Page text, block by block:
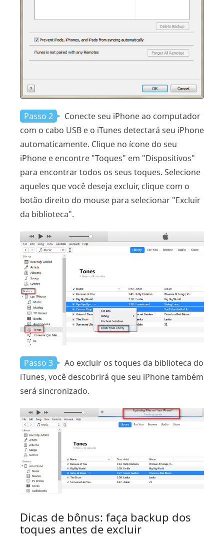
Passo 2
Conecte seu iPhone ao computador
com o cabo USB e o iTunes detectará seu iPhone
automaticamente. Clique no ícone do seu
iPhone e encontre "Toques" em "Dispositivos"
para encontrar todos os seus toques. Selecione
aqueles que você deseja excluir, clique com o
botão direito do mouse para selecionar "Excluir
da biblioteca".
Passo 3
Ao excluir os toques da biblioteca do
iTunes, você descobrirá que seu iPhone também
será sincronizado.
Dicas de bônus: faça backup dos
toques antes de excluir